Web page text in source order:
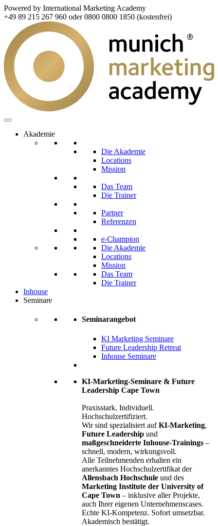
Powered by International Marketing Academy
+49 89 215 267 960 oder 0800 0800 1850 (kostenfrei)
Akademie
Die Akademie
Locations
Mission
Das Team
Die Trainer
Partner
Referenzen
e-Champion
Die Akademie
Locations
Mission
Das Team
Die Trainer
Inhouse
Seminare
Seminarangebot
KI Marketing Seminare
Future Leadership Retreat
Inhouse Seminare
KI-Marketing-Seminare & Future
Leadership Cape Town
Praxisstark. Individuell.
Hochschulzertifiziert.
Wir sind spezialisiert aufKI-Marketing,
Future Leadership und
maßgeschneiderte Inhouse-Trainings –
schnell, modern, wirkungsvoll.
Alle Teilnehmenden erhalten ein
anerkanntes Hochschulzertifikat der
Allensbach Hochschule und des
Marketing Institute der University of
Cape Town – inklusive aller Projekte,
auch Ihrer eigenen Unternehmenscases.
Echte KI-Kompetenz. Sofort umsetzbar.
Akademisch bestätigt.